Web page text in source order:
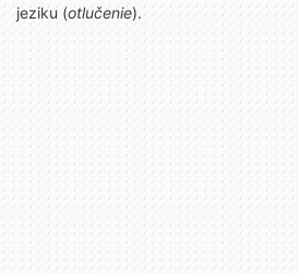
jeziku (otlučenie).